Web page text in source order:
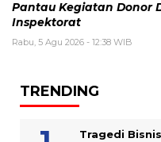
Pantau Kegiatan Donor
Inspektorat
Rabu, 5 Agu 2026 - 12:38 WIB
TRENDING
Tragedi